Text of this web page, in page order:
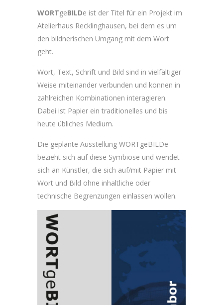
WORTgeBILDe ist der Titel für ein Projekt im
Atelierhaus Recklinghausen, bei dem es um
den bildnerischen Umgang mit dem Wort
geht.
Wort, Text, Schrift und Bild sind in vielfältiger
Weise miteinander verbunden und können in
zahlreichen Kombinationen interagieren.
Dabei ist Papier ein traditionelles und bis
heute übliches Medium.
Die geplante Ausstellung WORTgeBILDe
bezieht sich auf diese Symbiose und wendet
sich an Künstler, die sich auf/mit Papier mit
Wort und Bild ohne inhaltliche oder
technische Begrenzungen einlassen wollen.